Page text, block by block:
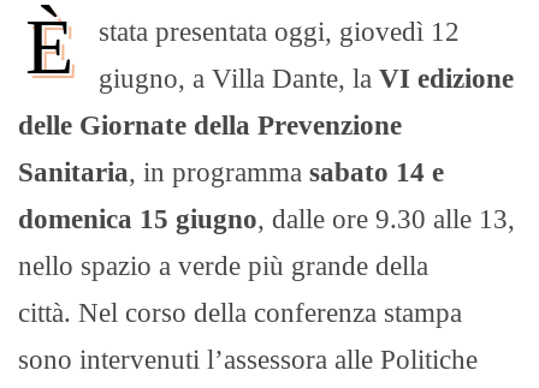
È
stata presentata oggi, giovedì 12
giugno, a Villa Dante, la VI edizione
delle Giornate della Prevenzione
Sanitaria, in programma sabato 14 e
domenica 15 giugno, dalle ore 9.30 alle 13,
nello spazio a verde più grande della
città. Nel corso della conferenza stampa
sono intervenuti l’assessora alle Politiche